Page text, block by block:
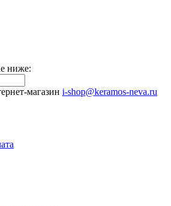
ниже:
магазин i-shop@keramos-neva.ru